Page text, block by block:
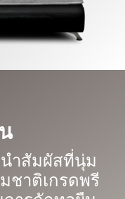
ำสัมผัสที่นุ่ม
ชาติเกรดพรี